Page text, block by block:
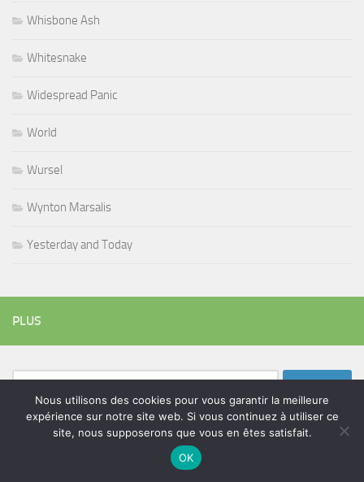
Whisbone Ash
Whitesnake
Widespread Panic
World
Wursel
Wynton Marsalis
Yesterday and Today
PLUS
Rechercher :
batteur
Nous utilisons des cookies pour vous garantir la meilleure
expérience sur notre site web. Si vous continuez à utiliser ce
site, nous supposerons que vous en êtes satisfait.
OK